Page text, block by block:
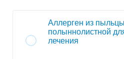
Аллерген из
полыннолистной
лечения